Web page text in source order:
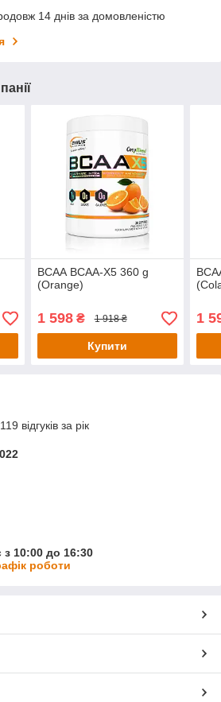
14 днів за домовленістю
ВСАА BCAA-X5 360 g
(Orange)
1 598₴ 1 918 ₴
Купити
1
відгуків за рік
10:00 до 16:30
роботи